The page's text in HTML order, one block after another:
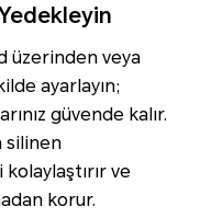
üzerinden veya
ayarlayın;
güvende kalır.
silinen
ve
korur.